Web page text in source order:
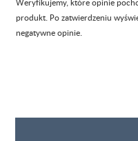
produkt. Po zatwierdzeniu
negatywne opinie.